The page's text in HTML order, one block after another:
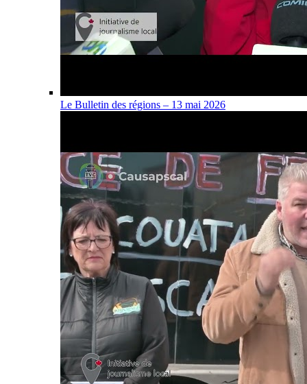
Le Bulletin des régions – 13 mai 2026